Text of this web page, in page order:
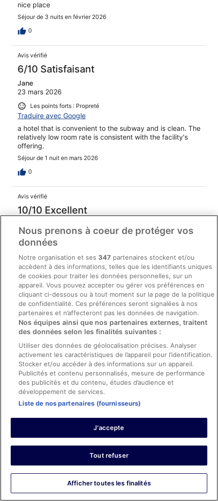
nice place
Séjour de 3 nuits en février 2026
0
Avis vérifié
6/10 Satisfaisant
Jane
23 mars 2026
Les points forts : Propreté
Traduire avec Google
a hotel that is convenient to the subway and is clean. The
relatively low room rate is consistent with the facility's
offering.
Séjour de 1 nuit en mars 2026
0
Avis vérifié
10/10 Excellent
24 févr. 2026
Les points forts : Propreté, personnel et service, équipements
Traduire avec Google
The staff at Le Louise is phenomenal! We will definitely
be back! The room was warm, bar staff is kind, and the
24/7 concierge was so helpful!
Séjour de 3 nuits en février 2026
0
10/10 Excellent
vishal
26 déc. 2025
Les points forts : Propreté, équipements, infrastructures et
conditions de l’hébergement
Traduire avec Google
Awesome hotel and area. I will go there again..nice
service and staff is very nice and helpful
10/10 Excellent
Nous prenons à coeur de protéger vos
données
Notre organisation et ses347 partenaires stockent et/ou
accèdent à des informations, telles que les identifiants uniques
de cookies pour traiter les données personnelles, sur un
appareil. Vous pouvez accepter ou gérer vos préférences en
cliquant ci-dessous ou à tout moment sur la page de la politique
de confidentialité. Ces préférences seront signalées à nos
partenaires et n’affecteront pas les données de navigation.
Nos équipes ainsi que nos partenaires externes, traitent
des données selon les finalités suivantes :
Utiliser des données de géolocalisation précises. Analyser
activement les caractéristiques de l’appareil pour l’identification.
Stocker et/ou accéder à des informations sur un appareil.
Publicités et contenu personnalisés, mesure de performance
des publicités et du contenu, études d’audience et
développement de services.
Liste de nos partenaires (fournisseurs)
J'accepte
Tout refuser
Afficher toutes les finalités